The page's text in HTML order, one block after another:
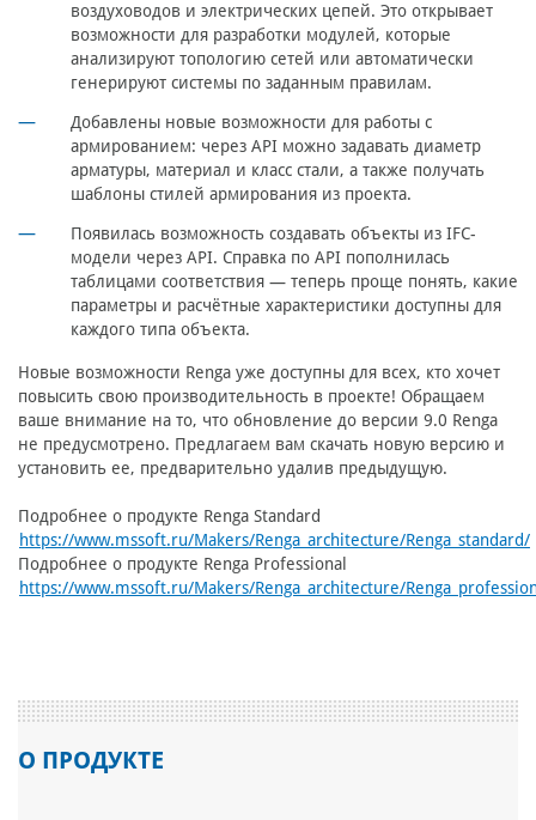
воздуховодов и электрических цепей. Это открывает
возможности для разработки модулей, которые
анализируют топологию сетей или автоматически
генерируют системы по заданным правилам.
Добавлены новые возможности для работы с
армированием: через API можно задавать диаметр
арматуры, материал и класс стали, а также получать
шаблоны стилей армирования из проекта.
Появилась возможность создавать объекты из IFC-
модели через API. Справка по API пополнилась
таблицами соответствия — теперь проще понять, какие
параметры и расчётные характеристики доступны для
каждого типа объекта.
Новые возможности Renga уже доступны для всех, кто хочет
повысить свою производительность в проекте! Обращаем
ваше внимание на то, что обновление до версии 9.0 Renga
не предусмотрено. Предлагаем вам скачать новую версию и
установить ее, предварительно удалив предыдущую.
Подробнее о продукте Renga Standard
https://www.mssoft.ru/Makers/Renga_architecture/Renga_standard/
Подробнее о продукте Renga Professional
https://www.mssoft.ru/Makers/Renga_architecture/
О ПРОДУКТЕ